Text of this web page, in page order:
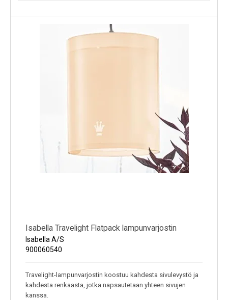
Isabella Travelight Flatpack lampunvarjostin
Isabella A/S
900060540
Travelight-lampunvarjostin koostuu kahdesta sivulevystö ja
kahdesta renkaasta, jotka napsautetaan yhteen sivujen
kanssa.